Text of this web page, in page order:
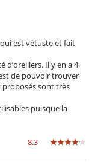
est vétuste et fait
d’oreillers. Il y en a 4
de pouvoir trouver
sont très
puisque la
8.3